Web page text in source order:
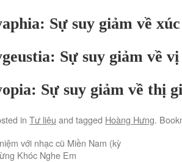
Sự suy giảm về
Sự suy giảm về
Sự suy giảm về thị
in Tư liệu and tagged Hoàng Hưng.
với nhạc cũ Miền Nam (kỳ
Khóc Nghe Em